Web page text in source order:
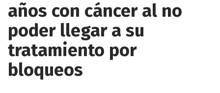
años con cáncer al no
poder llegar a su
tratamiento por
bloqueos